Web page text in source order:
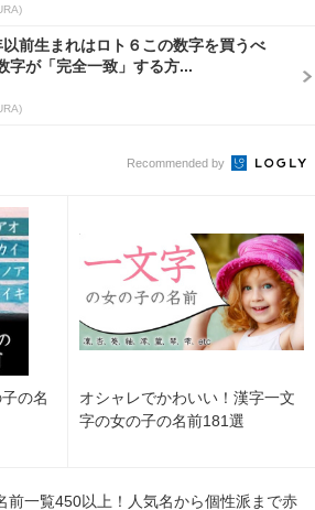
以前生まれはロト６この数字を買うべ
字が「完全一致」する方...
Recommended by
の名
オシャレでかわいい！漢字一文
字の女の子の名前181選
前一覧450以上！人気名から個性派まで赤